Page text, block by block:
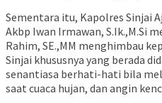
Sementara itu, Kapolres Sinjai
Akbp Iwan Irmawan, S.Ik.,M.Si
Rahim, SE.,MM menghimbau
Sinjai khususnya yang berada
senantiasa berhati-hati bila
saat cuaca hujan, dan angin